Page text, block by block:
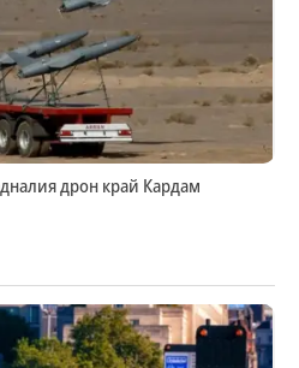
дрон край Кардам